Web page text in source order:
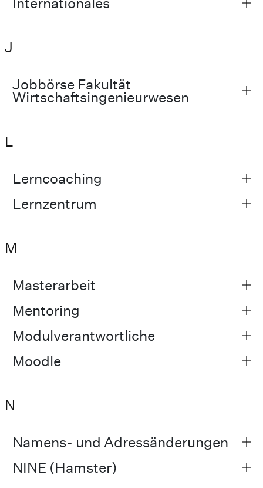
J
Jobbörse Fakultät
Wirtschaftsingenieurwesen
L
Lerncoaching
Lernzentrum
M
Masterarbeit
Mentoring
Modulverantwortliche
Moodle
N
Namens- und Adressänderungen
NINE (Hamster)